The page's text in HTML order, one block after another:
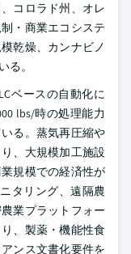
コロラド州、オレ
・商業エコシステ
乾燥、カンナビノ
る。
ベースの自動化に
lbs/時の処理能力
る。蒸気再圧縮や
、大規模加工施設
規模での経済性が
タリング、遠隔農
業プラットフォー
、製薬・機能性食
ンス文書化要件を